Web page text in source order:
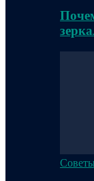
Советы